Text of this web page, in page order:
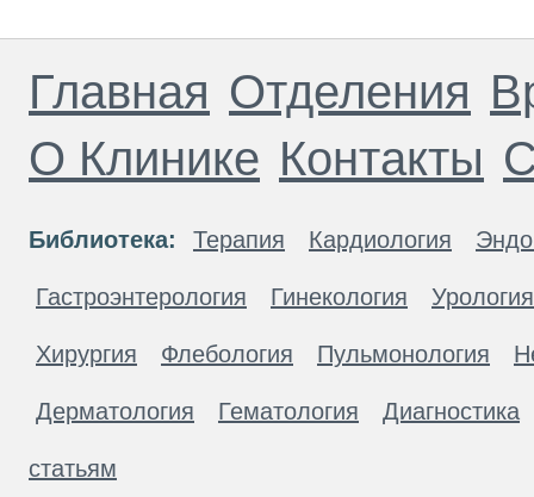
Главная Отделения
О Клинике Контакты
Библиотека: Терапия Кардиология
Гастроэнтерология Гинекология Урология
Хирургия Флебология Пульмонология
Дерматология Гематология Диагностика
статьям